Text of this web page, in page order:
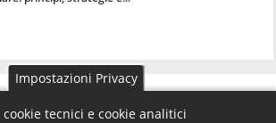
Trasparenza
Impostazioni Privacy
tecnici e cookie analitici